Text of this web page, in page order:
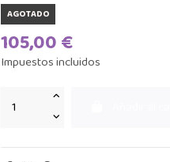
AGOTADO
105,00 €
Impuestos incluidos